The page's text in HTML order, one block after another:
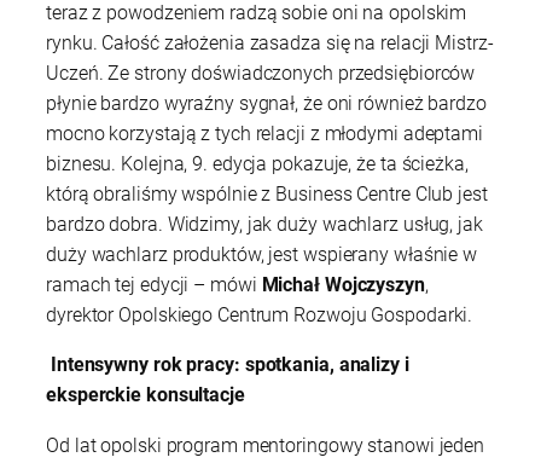
teraz z powodzeniem radzą sobie oni na opolskim
rynku. Całość założenia zasadza się na relacji Mistrz-
Uczeń. Ze strony doświadczonych przedsiębiorców
płynie bardzo wyraźny sygnał, że oni również bardzo
mocno korzystają z tych relacji z młodymi adeptami
biznesu. Kolejna, 9. edycja pokazuje, że ta ścieżka,
którą obraliśmy wspólnie z Business Centre Club jest
bardzo dobra. Widzimy, jak duży wachlarz usług, jak
duży wachlarz produktów, jest wspierany właśnie w
ramach tej edycji – mówi Michał Wojczyszyn,
dyrektor Opolskiego Centrum Rozwoju Gospodarki.
Intensywny rok pracy: spotkania, analizy i
eksperckie konsultacje
Od lat opolski program mentoringowy stanowi jeden